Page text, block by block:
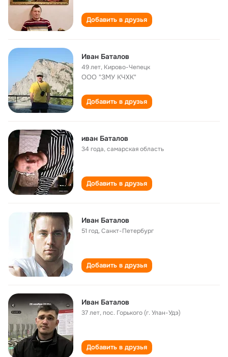
Добавить в друзья
Иван Баталов
49 лет, Кирово-Чепецк
ООО "ЗМУ КЧХК"
Добавить в друзья
иван Баталов
34 года,самарская область
Добавить в друзья
Иван Баталов
51 год,Санкт-Петербург
Добавить в друзья
Иван Баталов
37 лет,пос. Горького (г. Улан-Удэ)
Добавить в друзья